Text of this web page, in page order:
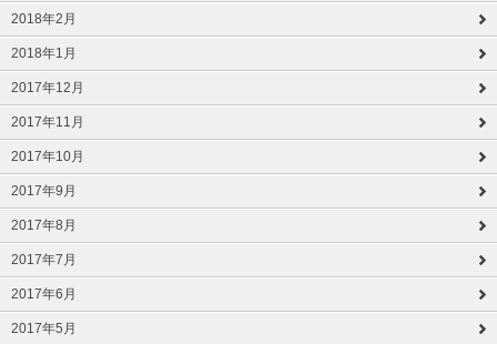
2018年2月
2018年1月
2017年12月
2017年11月
2017年10月
2017年9月
2017年8月
2017年7月
2017年6月
2017年5月